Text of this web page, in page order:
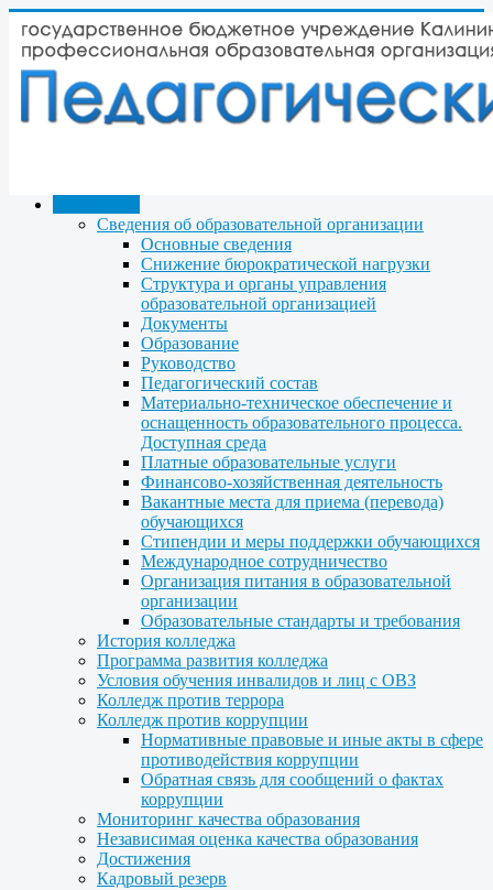
Сведения об образовательной организации
Основные сведения
Снижение бюрократической нагрузки
Структура и органы управления
образовательной организацией
Документы
Образование
Руководство
Педагогический состав
Материально-техническое обеспечение и
оснащенность образовательного процесса.
Доступная среда
Платные образовательные услуги
Финансово-хозяйственная деятельность
Вакантные места для приема (перевода)
обучающихся
Стипендии и меры поддержки обучающихся
Международное сотрудничество
Организация питания в образовательной
организации
Образовательные стандарты и требования
История колледжа
Программа развития колледжа
Условия обучения инвалидов и лиц с ОВЗ
Колледж против террора
Колледж против коррупции
Нормативные правовые и иные акты в сфере
противодействия коррупции
Обратная связь для сообщений о фактах
коррупции
Мониторинг качества образования
Независимая оценка качества образования
Достижения
Кадровый резерв